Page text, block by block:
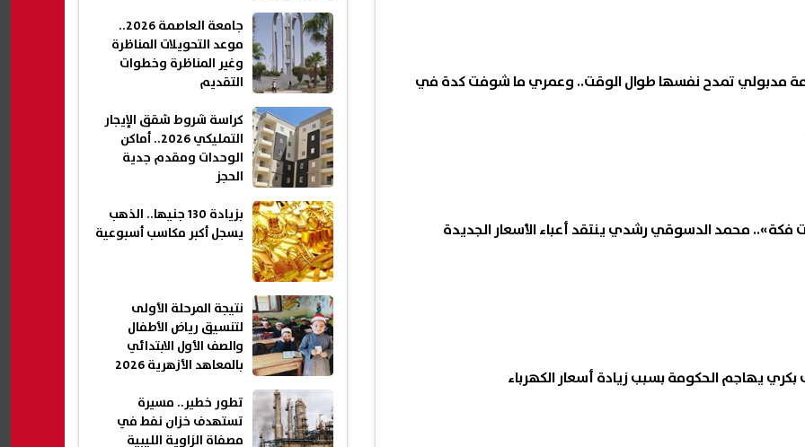
مدبولي تمدح نفسها طوال الوقت.. وعمري ما شوفت كدة في
فكة».. محمد الدسوقي رشدي ينتقد أعباء الأسعار الجديدة
يهاجم الحكومة بسبب زيادة أسعار الكهرباء
جامعة العاصمة 2026..
موعد التحويلات المناظرة
وغير المناظرة وخطوات
التقديم
كراسة شروط شقق الإيجار
التمليكي 2026.. أماكن
الوحدات ومقدم جدية
الحجز
بزيادة 130 جنيها.. الذهب
يسجل أكبر مكاسب أسبوعية
نتيجة المرحلة الأولى
لتنسيق رياض الأطفال
والصف الأول الابتدائي
بالمعاهد الأزهرية 2026
تطور خطير.. مسيرة
تستهدف خزان نفط في
مصفاة الزاوية الليبية